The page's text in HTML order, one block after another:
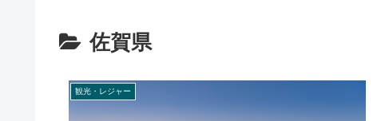
佐賀県
観光・レジャー